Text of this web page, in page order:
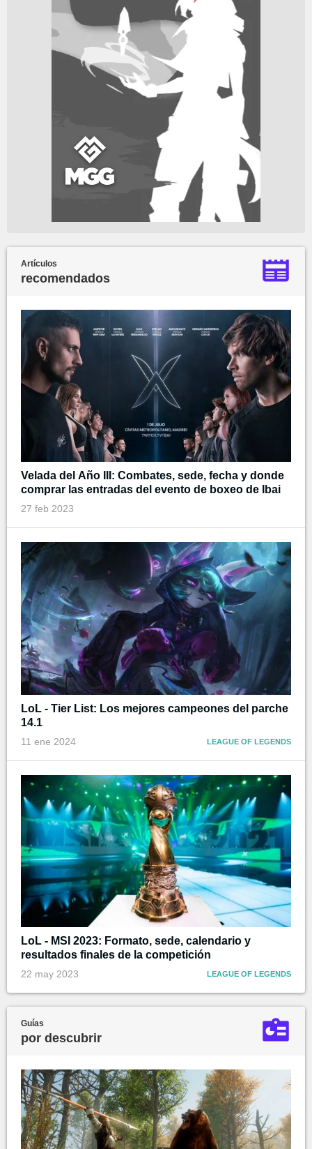
Artículos
recomendados
Velada del Año III: Combates, sede, fecha y donde
comprar las entradas del evento de boxeo de Ibai
27 feb 2023
LoL - Tier List: Los mejores campeones del parche
14.1
11 ene 2024 LEAGUE OF LEGENDS
LoL - MSI 2023: Formato, sede, calendario y
resultados finales de la competición
22 may 2023 LEAGUE OF LEGENDS
Guías
por descubrir